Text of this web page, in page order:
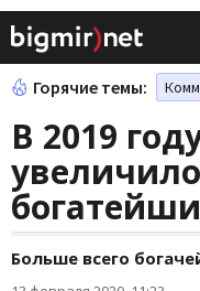
Горячие темы:
В 2019
Больше всего